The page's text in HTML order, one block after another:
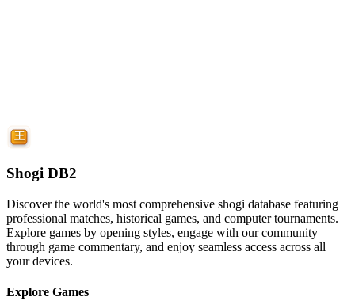
Shogi DB2
Discover the world's most comprehensive shogi database featuring
professional matches, historical games, and computer tournaments.
Explore games by opening styles, engage with our community
through game commentary, and enjoy seamless access across all
your devices.
Explore Games